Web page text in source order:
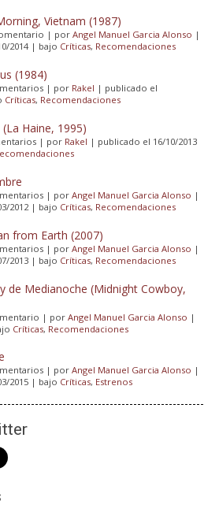
Vietnam (1987)
| por Angel Manuel Garcia Alonso |
2014| bajo Críticas, Recomendaciones
(1984)
| por Rakel | publicado el
Críticas, Recomendaciones
Haine, 1995)
| por Rakel | publicado el 16/10/2013
| por Angel Manuel Garcia Alonso |
2012| bajo Críticas, Recomendaciones
from Earth (2007)
| por Angel Manuel Garcia Alonso |
2013 | bajo Críticas, Recomendaciones
de Medianoche (Midnight Cowboy,
| por Angel Manuel Garcia Alonso |
Críticas, Recomendaciones
| por Angel Manuel Garcia Alonso |
2015 | bajo Críticas, Estrenos